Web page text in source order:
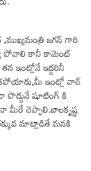
,ముఖ్యమంత్రి జగన్ గారి
పోవాలి కానీ కామెంట్
ఇంట్లోనే ఇద్దరినీ
ఇంట్లో వాచ్
షూటింగ్ కి
మీరే చెప్పాలి.బాలకృష్ణ
మాట్లాడితే మనకి